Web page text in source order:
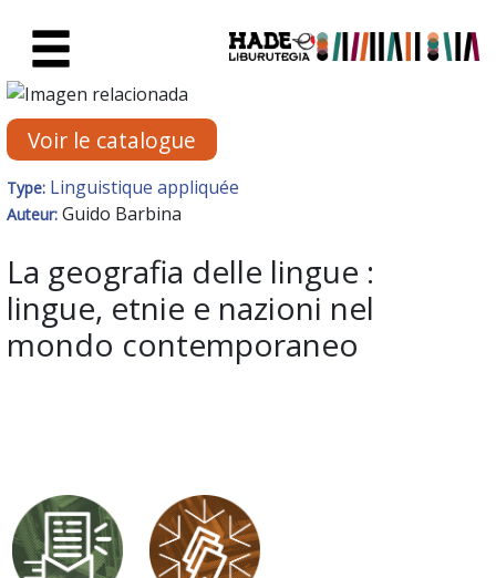
Fiche de Nouveaux Livres -
Voir le catalogue
Type: Linguistique appliquée
Auteur: Guido Barbina
La geografia delle lingue :
lingue, etnie e nazioni nel
mondo contemporaneo